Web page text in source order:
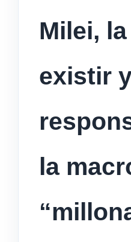
Milei,
existir
la